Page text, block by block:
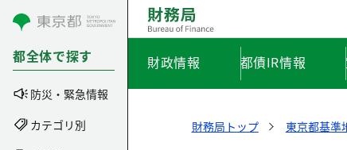
コンテンツにスキップ
都全体で探す
防災・緊急情報
カテゴリ別
財政情報 都債IR情報
財務局トップ 東京都基準